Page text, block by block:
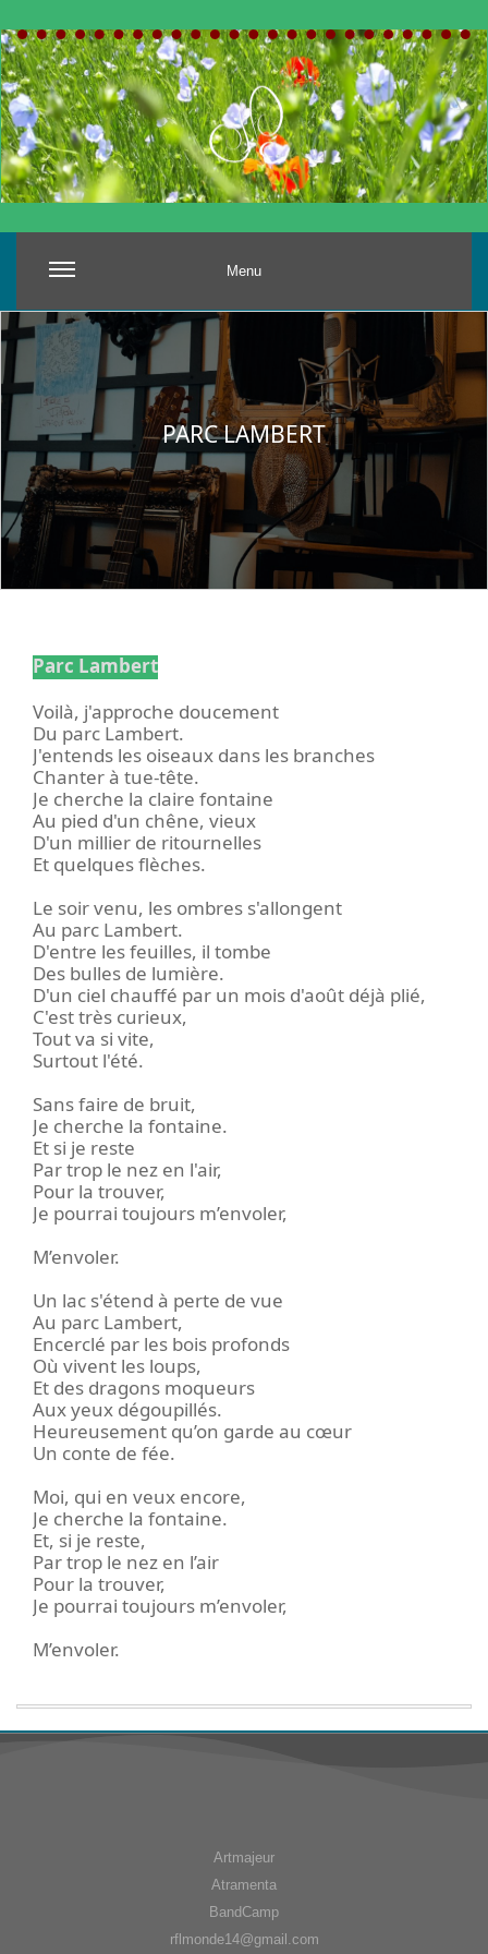
Menu
PARC LAMBERT
Parc Lambert
Voilà, j'approche doucement
Du parc Lambert.
J'entends les oiseaux dans les branches
Chanter à tue-tête.
Je cherche la claire fontaine
Au pied d'un chêne, vieux
D'un millier de ritournelles
Et quelques flèches.
Le soir venu, les ombres s'allongent
Au parc Lambert.
D'entre les feuilles, il tombe
Des bulles de lumière.
D'un ciel chauffé par un mois d'août déjà plié,
C'est très curieux,
Tout va si vite,
Surtout l'été.
Sans faire de bruit,
Je cherche la fontaine.
Et si je reste
Par trop le nez en l'air,
Pour la trouver,
Je pourrai toujours m’envoler,
M’envoler.
Un lac s'étend à perte de vue
Au parc Lambert,
Encerclé par les bois profonds
Où vivent les loups,
Et des dragons moqueurs
Aux yeux dégoupillés.
Heureusement qu’on garde au cœur
Un conte de fée.
Moi, qui en veux encore,
Je cherche la fontaine.
Et, si je reste,
Par trop le nez en l’air
Pour la trouver,
Je pourrai toujours m’envoler,
M’envoler.
Artmajeur
Atramenta
BandCamp
rflmonde14@gmail.com